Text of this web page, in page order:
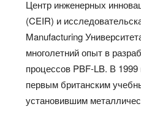
Центр инженерных
(CEIR) и
Manufacturing
многолетний опыт в
процессов PBF-LB. В 1999
первым британским
установившим